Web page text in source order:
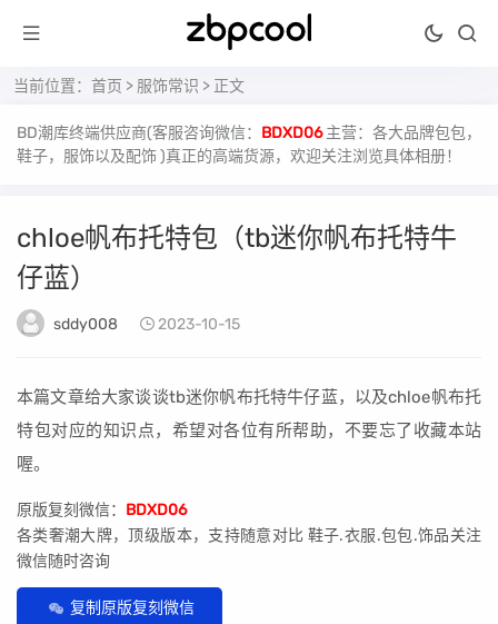
当前位置： 首页 > 服饰常识 > 正文
BD潮库终端供应商(客服咨询微信： BDXD06 主营：各大品牌包包，
鞋子，服饰以及配饰 )真正的高端货源，欢迎关注浏览具体相册！
chloe帆布托特包（tb迷你帆布托特牛
仔蓝）
sddy008 2023-10-15
本篇文章给大家谈谈tb迷你帆布托特牛仔蓝，以及chloe帆布托
特包对应的知识点，希望对各位有所帮助，不要忘了收藏本站
喔。
原版复刻微信： BDXD06
各类奢潮大牌，顶级版本，支持随意对比 鞋子.衣服.包包.饰品关注
微信随时咨询
复制原版复刻微信